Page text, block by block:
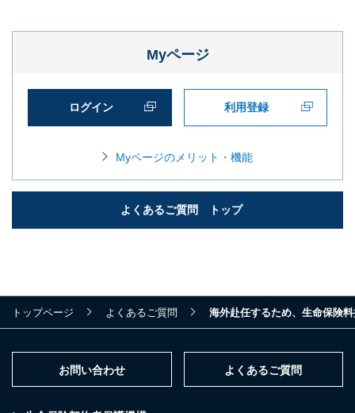
Myページ
ログイン 利用登録
Myページのメリット・機能
よくあるご質問 トップ
トップページ よくあるご質問 海外赴任するため、生命保険
お問い合わせ よくあるご質問